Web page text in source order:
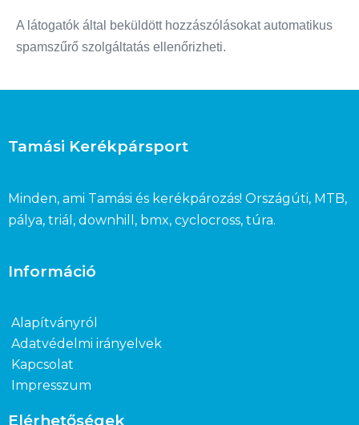
A látogatók által beküldött hozzászólásokat automatikus
spamszűrő szolgáltatás ellenőrizheti.
Tamási Kerékpársport
Minden, ami Tamási és kerékpározás! Országúti, MTB,
pálya, triál, downhill, bmx, cyclocross, túra.
Információ
Alapítványról
Adatvédelmi irányelvek
Kapcsolat
Impresszum
Elérhetőségek